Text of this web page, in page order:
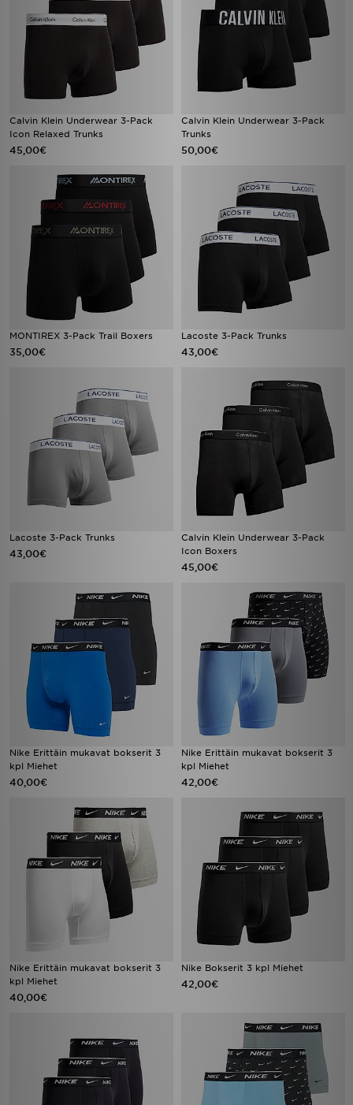
Calvin Klein Underwear 3-Pack
Icon Relaxed Trunks
45,00€
Calvin Klein Underwear 3-Pack
Trunks
50,00€
MONTIREX 3-Pack Trail Boxers
35,00€
Lacoste 3-Pack Trunks
43,00€
Lacoste 3-Pack Trunks
43,00€
Calvin Klein Underwear 3-Pack
Icon Boxers
45,00€
Nike Erittäin mukavat bokserit 3
kpl Miehet
40,00€
Nike Erittäin mukavat bokserit 3
kpl Miehet
42,00€
Nike Erittäin mukavat bokserit 3
kpl Miehet
40,00€
Nike Bokserit 3 kpl Miehet
42,00€